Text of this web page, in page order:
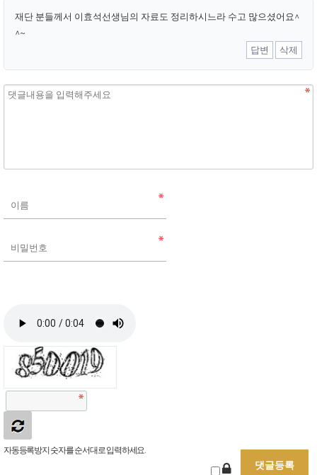
재단 분들께서 이효석선생님의 자료도 정리하시느라 수고 많으셨어요^
^~
답변
삭제
자동등록방지 숫자를 순서대로 입력하세요.